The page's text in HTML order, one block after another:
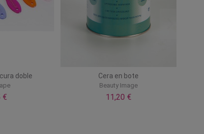
doble
€
Cera en bote
Beauty Image
11,20 €